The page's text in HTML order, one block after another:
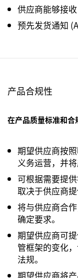
供应商能够接
预先发货通知
产品合规性
在产品质量标准和合
期望供应商按
义务运营，并
可根据需要提
取决于供应商提
将与供应商合
确定要求。
期望供应商可
管框架的变化
法规。
期望供应商将